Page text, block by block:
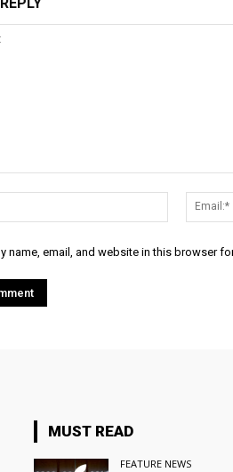
Name:*
name, email, and website in this browser
MUST READ
FEATURE NEWS